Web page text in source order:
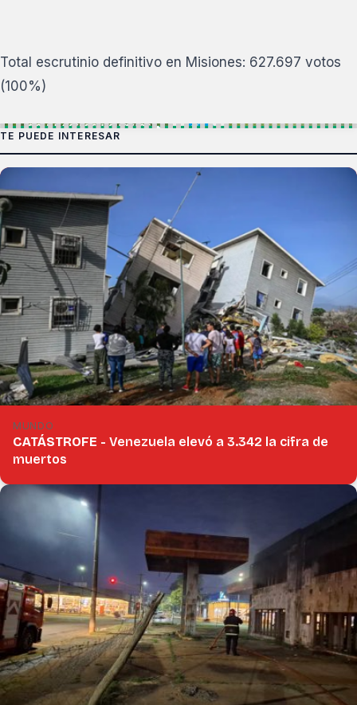
Total escrutinio definitivo en Misiones: 627.697 votos
(100%)
TE PUEDE INTERESAR
MUNDO
CATÁSTROFE - Venezuela elevó a 3.342 la cifra de
muertos